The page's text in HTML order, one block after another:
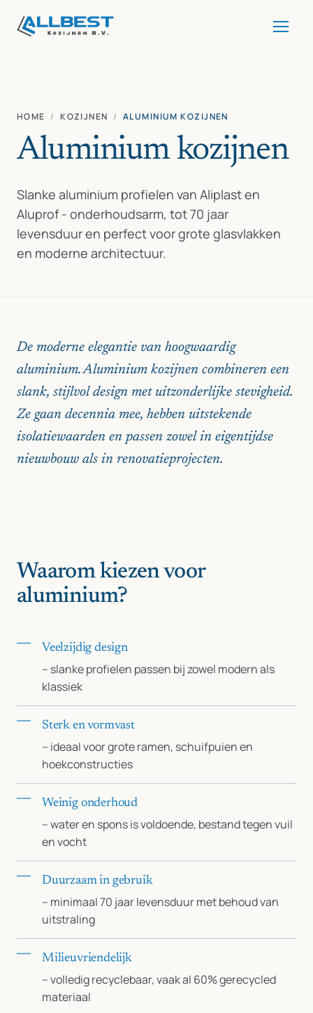
HOME / KOZIJNEN / ALUMINIUM KOZIJNEN
Aluminium kozijnen
Slanke aluminium profielen van Aliplast en
Aluprof - onderhoudsarm, tot 70 jaar
levensduur en perfect voor grote glasvlakken
en moderne architectuur.
De moderne elegantie van hoogwaardig
aluminium. Aluminium kozijnen combineren een
slank, stijlvol design met uitzonderlijke stevigheid.
Ze gaan decennia mee, hebben uitstekende
isolatiewaarden en passen zowel in eigentijdse
nieuwbouw als in renovatieprojecten.
Waarom kiezen voor
aluminium?
Veelzijdig design
– slanke profielen passen bij zowel modern als
klassiek
Sterk en vormvast
– ideaal voor grote ramen, schuifpuien en
hoekconstructies
Weinig onderhoud
– water en spons is voldoende, bestand tegen vuil
en vocht
Duurzaam in gebruik
– minimaal 70 jaar levensduur met behoud van
uitstraling
Milieuvriendelijk
– volledig recyclebaar, vaak al 60% gerecycled
materiaal